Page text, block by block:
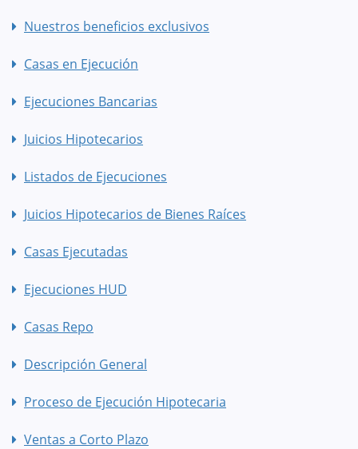
Nuestros beneficios exclusivos
Casas en Ejecución
Ejecuciones Bancarias
Juicios Hipotecarios
Listados de Ejecuciones
Juicios Hipotecarios de Bienes Raíces
Casas Ejecutadas
Ejecuciones HUD
Casas Repo
Descripción General
Proceso de Ejecución Hipotecaria
Ventas a Corto Plazo